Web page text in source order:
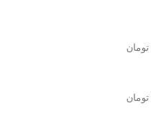
تومان
تومان